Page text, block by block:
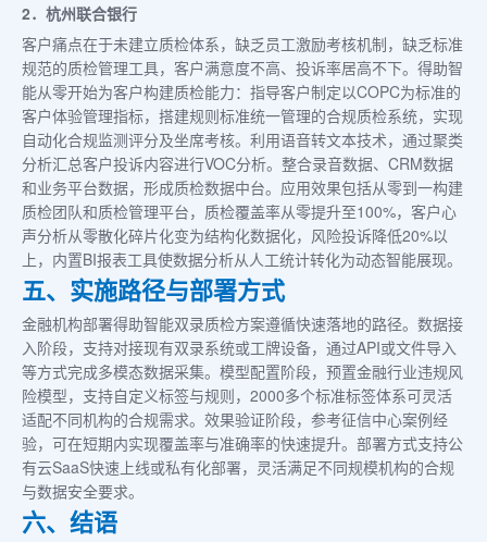
2．杭州联合银行
客户痛点在于未建立质检体系，缺乏员工激励考核机制，缺乏标准
规范的质检管理工具，客户满意度不高、投诉率居高不下。得助智
能从零开始为客户构建质检能力：指导客户制定以COPC为标准的
客户体验管理指标，搭建规则标准统一管理的合规质检系统，实现
自动化合规监测评分及坐席考核。利用语音转文本技术，通过聚类
分析汇总客户投诉内容进行VOC分析。整合录音数据、CRM数据
和业务平台数据，形成质检数据中台。应用效果包括从零到一构建
质检团队和质检管理平台，质检覆盖率从零提升至100%，客户心
声分析从零散化碎片化变为结构化数据化，风险投诉降低20%以
上，内置BI报表工具使数据分析从人工统计转化为动态智能展现。
五、实施路径与部署方式
金融机构部署得助智能双录质检方案遵循快速落地的路径。数据接
入阶段，支持对接现有双录系统或工牌设备，通过API或文件导入
等方式完成多模态数据采集。模型配置阶段，预置金融行业违规风
险模型，支持自定义标签与规则，2000多个标准标签体系可灵活
适配不同机构的合规需求。效果验证阶段，参考征信中心案例经
验，可在短期内实现覆盖率与准确率的快速提升。部署方式支持公
有云SaaS快速上线或私有化部署，灵活满足不同规模机构的合规
与数据安全要求。
六、结语